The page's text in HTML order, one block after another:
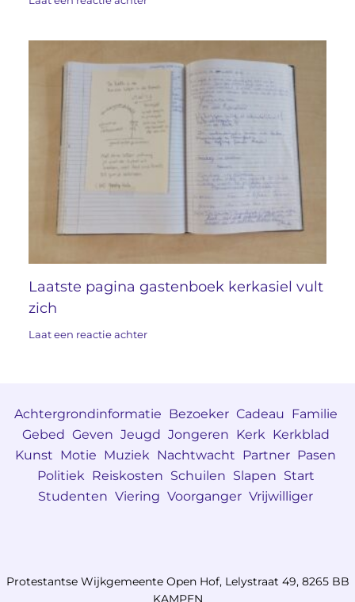
Laatste pagina gastenboek kerkasiel vult
zich
Laat een reactie achter
Achtergrondinformatie Bezoeker Cadeau Familie
Gebed Geven Jeugd Jongeren Kerk Kerkblad
Kunst Motie Muziek Nachtwacht Partner Pasen
Politiek Reiskosten Schuilen Slapen Start
Studenten Viering Voorganger Vrijwilliger
Protestantse Wijkgemeente Open Hof, Lelystraat 49, 8265 BB
KAMPEN